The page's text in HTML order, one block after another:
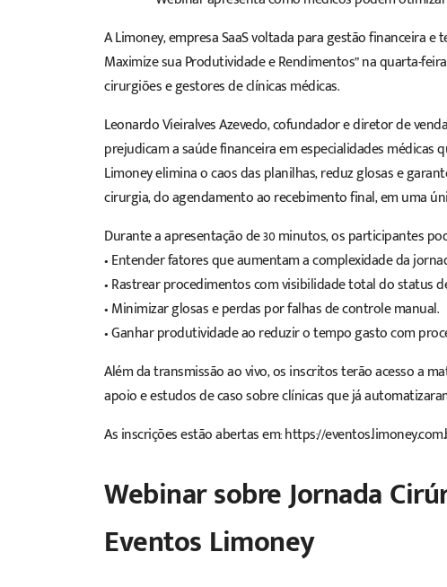
A Limoney, empresa SaaS voltada para gestão financeira
Maximize sua Produtividade e Rendimentos” na quarta-
cirurgiões e gestores de clínicas médicas.
Leonardo Vieiralves Azevedo, cofundador e diretor de
prejudicam a saúde financeira em especialidades médicas
Limoney elimina o caos das planilhas, reduz glosas e
cirurgia, do agendamento ao recebimento final, em uma
Durante a apresentação de 30 minutos, os participantes
• Entender fatores que aumentam a complexidade da
• Rastrear procedimentos com visibilidade total do status
• Minimizarglosas e perdaspor falhas de controle manual.
• Ganhar produtividade ao reduzir o tempo gasto com
Além da transmissão ao vivo, os inscritos terão acesso a
apoio e estudos de caso sobre clínicas que já
As inscrições estão abertas em:https://
Webinar sobre Jornada
Eventos Limoney